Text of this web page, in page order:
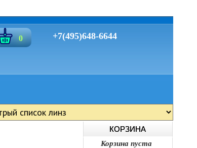
0 +7(495)648-6644
КОРЗИНА
Корзина пуста